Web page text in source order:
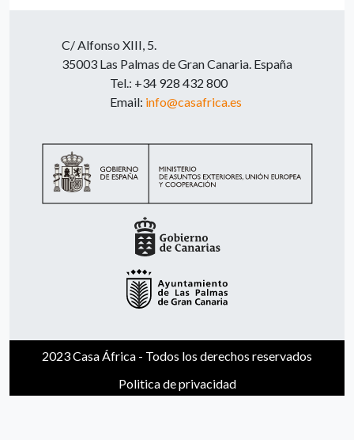
C/ Alfonso XIII, 5.
35003 Las Palmas de Gran Canaria. España
Tel.: +34 928 432 800
Email: info@casafrica.es
2023 Casa África - Todos los derechos reservados
Politica de privacidad